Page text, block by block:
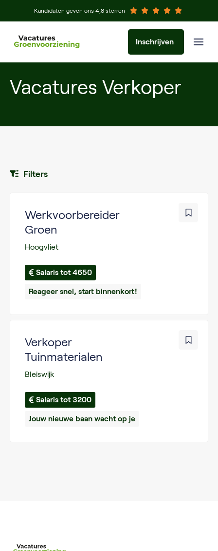
Kandidaten geven ons 4,8 sterren
Inschrijven
Vacatures Verkoper
Filters
Werkvoorbereider
Groen
Hoogvliet
Salaris tot 4650
Reageer snel, start binnenkort!
Verkoper
Tuinmaterialen
Bleiswijk
Salaris tot 3200
Jouw nieuwe baan wacht op je